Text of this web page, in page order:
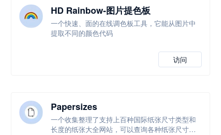
HD Rainbow-图片提色板
一个快速、面的在线调色板工具，它能从图片中
提取不同的颜色代码
访问
Papersizes
一个收集整理了支持上百种国际纸张尺寸类型和
长度的纸张大全网站，可以查询各种纸张尺寸等